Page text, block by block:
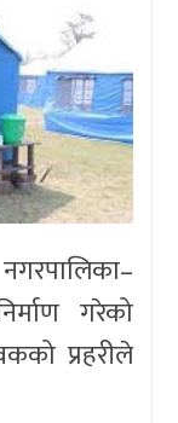
गरेको
प्रहरीले